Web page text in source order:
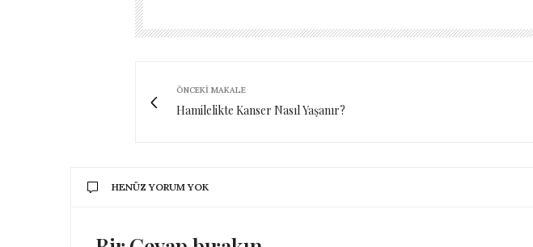
ÖNCEKI MAKALE
Hamilelikte Kanser Nasıl Yaşanır?
HENÜZ YORUM YOK